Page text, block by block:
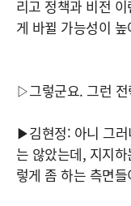
리고 정책과 비전
게 바뀔 가능성이
▷그렇군요. 그런 전
▶김현정: 아니 그러
는 않았는데, 지지
렇게 좀 하는 측면